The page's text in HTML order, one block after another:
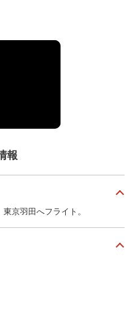
報
京羽田へフライト。